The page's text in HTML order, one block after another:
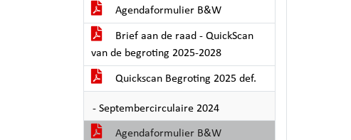
Agendaformulier B&W
Brief aan de raad - QuickScan
van de begroting 2025-2028
Quickscan Begroting 2025 def.
- Septembercirculaire 2024
Agendaformulier B&W